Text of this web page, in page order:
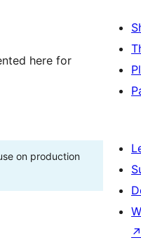
here for
on production
↗